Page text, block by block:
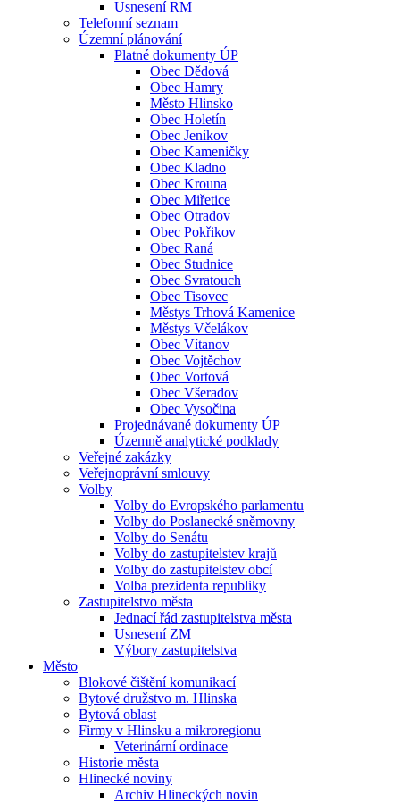
Usnesení RM
Telefonní seznam
Územní plánování
Platné dokumenty ÚP
Obec Dědová
Obec Hamry
Město Hlinsko
Obec Holetín
Obec Jeníkov
Obec Kameničky
Obec Kladno
Obec Krouna
Obec Miřetice
Obec Otradov
Obec Pokřikov
Obec Raná
Obec Studnice
Obec Svratouch
Obec Tisovec
Městys Trhová Kamenice
Městys Včelákov
Obec Vítanov
Obec Vojtěchov
Obec Vortová
Obec Všeradov
Obec Vysočina
Projednávané dokumenty ÚP
Územně analytické podklady
Veřejné zakázky
Veřejnoprávní smlouvy
Volby
Volby do Evropského parlamentu
Volby do Poslanecké sněmovny
Volby do Senátu
Volby do zastupitelstev krajů
Volby do zastupitelstev obcí
Volba prezidenta republiky
Zastupitelstvo města
Jednací řád zastupitelstva města
Usnesení ZM
Výbory zastupitelstva
Město
Blokové čištění komunikací
Bytové družstvo m. Hlinska
Bytová oblast
Firmy v Hlinsku a mikroregionu
Veterinární ordinace
Historie města
Hlinecké noviny
Archiv Hlineckých novin